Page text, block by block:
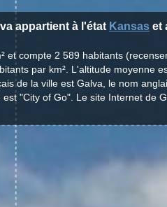
appartient à l'état Kansas et
et compte 2 589 habitants
par km². L'altitude moyenne
de la ville est Galva, le nom
"City of Go". Le site Internet de